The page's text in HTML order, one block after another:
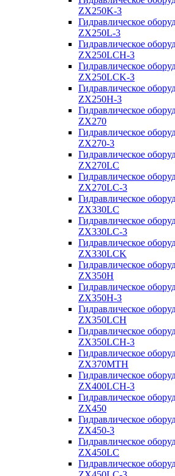
ZX250K-3
Гидравлическое
ZX250L-3
Гидравлическое
ZX250LCH-3
Гидравлическое
ZX250LCK-3
Гидравлическое
ZX250Н-3
Гидравлическое
ZX270
Гидравлическое
ZX270-3
Гидравлическое
ZX270LC
Гидравлическое
ZX270LC-3
Гидравлическое
ZX330LC
Гидравлическое
ZX330LC-3
Гидравлическое
ZX330LCK
Гидравлическое
ZX350H
Гидравлическое
ZX350H-3
Гидравлическое
ZX350LCH
Гидравлическое
ZX350LCH-3
Гидравлическое
ZX370MTH
Гидравлическое
ZX400LCH-3
Гидравлическое
ZX450
Гидравлическое
ZX450-3
Гидравлическое
ZX450LC
Гидравлическое